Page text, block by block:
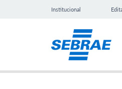
Institucional